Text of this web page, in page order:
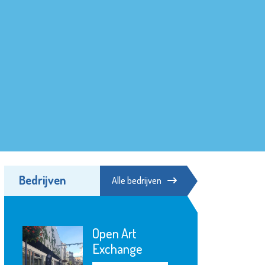
Bedrijven Alle bedrijven
Open Art
Exchange